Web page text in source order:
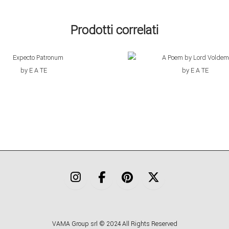
Prodotti correlati
by E A TE
19,00
by E A TE
VAMA Group srl © 2024 All Rights Reserved